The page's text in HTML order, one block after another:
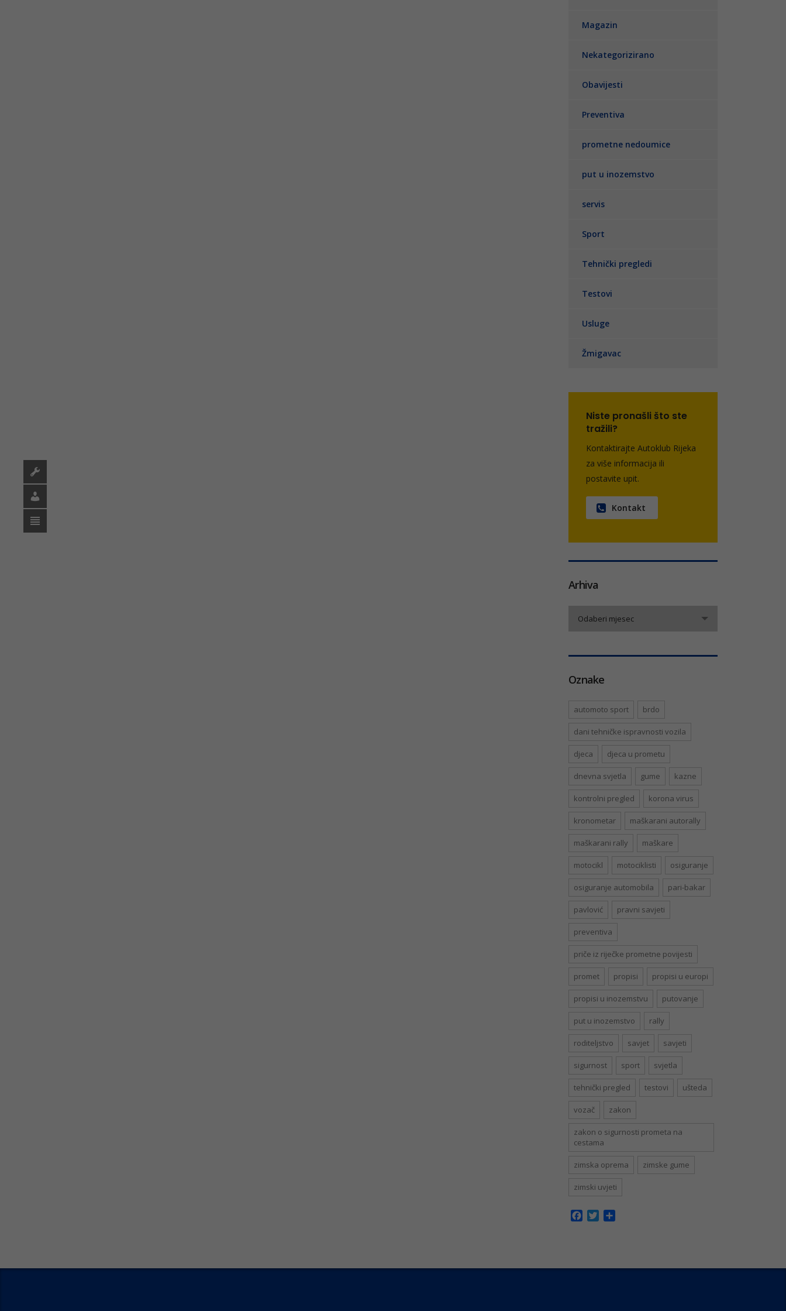
Magazin
Nekategorizirano
Obavijesti
Preventiva
prometne nedoumice
put u inozemstvo
servis
Sport
Tehnički pregledi
Testovi
Usluge
Žmigavac
Niste pronašli što ste
tražili?
Kontaktirajte Autoklub Rijeka
za više informacija ili
postavite upit.
Kontakt
Arhiva
Odaberi mjesec
Oznake
automoto sport brdo
dani tehničke ispravnosti vozila
djeca djeca u prometu
dnevna svjetla gume kazne
kontrolni pregled korona virus
kronometar maškarani autorally
maškarani rally maškare
motocikl motociklisti osiguranje
osiguranje automobila pari-bakar
pavlović pravni savjeti
preventiva
priče iz riječke prometne povijesti
promet propisi propisi u europi
propisi u inozemstvu putovanje
put u inozemstvo rally
roditeljstvo savjet savjeti
sigurnost sport svjetla
tehnički pregled testovi ušteda
vozač zakon
zakon o sigurnosti prometa na
cestama
zimska oprema zimske gume
zimski uvjeti
Facebook
Twitter